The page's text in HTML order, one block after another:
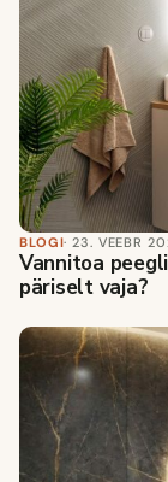
BLOGI· 23. VEEBR
Vannitoa
päriselt vaja?